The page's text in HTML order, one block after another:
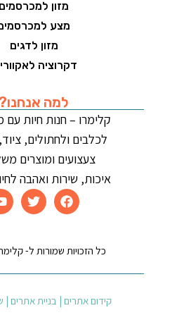
מזון למכרסמים
מצע
מזון לדגים
דקרוציה
למה
קלימרו – חנות חיות עם
לכלבים ולחתולים,
צעצועים ומוצרים
איכות, שירות ואהבה
כל הזכויות שמורות ל- קלימרו ©
קידום אתרים | בניית אתרים |